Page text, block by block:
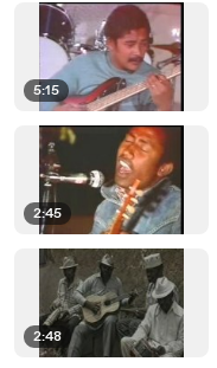
5:15
2:45
2:48